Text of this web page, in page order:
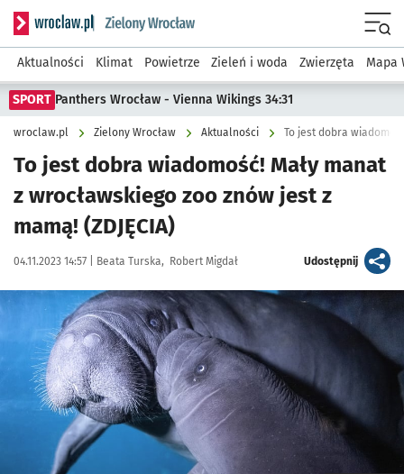
Serwis informacyjny wroclaw.pl podserwis: Środowisko we
Aktualności Klimat Powietrze Zieleń i woda Zwierzęta Mapa
SPORT Panthers Wrocław - Vienna Wikings 34:31
wroclaw.pl Zielony Wrocław Aktualności To jest dobra
To jest dobra wiadomość! Mały manat
z wrocławskiego zoo znów jest z
mamą! (ZDJĘCIA)
Data publikacji:
04.11.2023 14:57 | Autor:
Beata Turska Robert Migdał Udostępnijartykuł
Kliknij, aby zobaczyć galerię